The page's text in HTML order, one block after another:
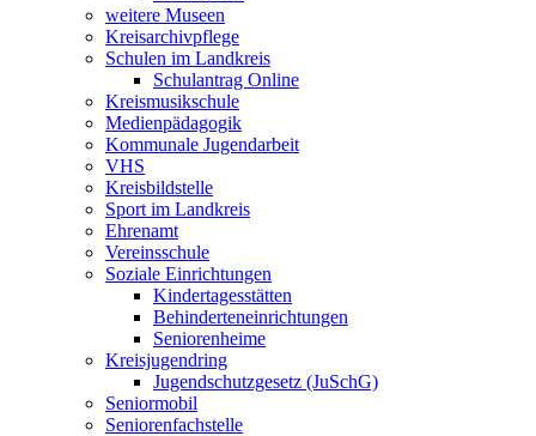
weitere Museen
Kreisarchivpflege
Schulen im Landkreis
Schulantrag Online
Kreismusikschule
Medienpädagogik
Kommunale Jugendarbeit
VHS
Kreisbildstelle
Sport im Landkreis
Ehrenamt
Vereinsschule
Soziale Einrichtungen
Kindertagesstätten
Behinderteneinrichtungen
Seniorenheime
Kreisjugendring
Jugendschutzgesetz (JuSchG)
Seniormobil
Seniorenfachstelle